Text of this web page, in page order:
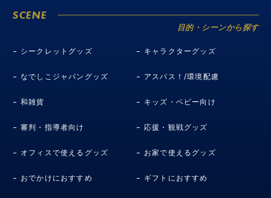
SCENE
目的・シーンから探す
シークレットグッズ キャラクターグッズ
なでしこジャパングッズ アスパス！/環境配慮
和雑貨 キッズ・ベビー向け
審判・指導者向け 応援・観戦グッズ
オフィスで使えるグッズ お家で使えるグッズ
おでかけにおすすめ ギフトにおすすめ